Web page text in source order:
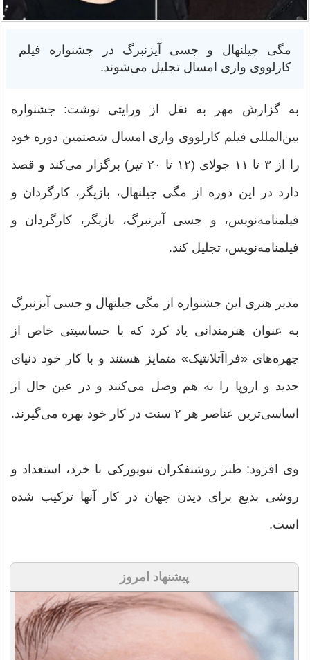
مگی جیلنهال و جسی آیزنبرگ در جشنواره فیلم
کارلووی واری امسال تجلیل می‌شوند.
به گزارش مهر به نقل از ورایتی نوشت: جشنواره
بین‌المللی فیلم کارلووی واری امسال شصتمین دوره خود
را از ۳ تا ۱۱ جولای (۱۲ تا ۲۰ تیر) برگزار می‌کند و قصد
دارد در این دوره از مگی جیلنهال، بازیگر، کارگردان و
فیلمنامه‌نویس، و جسی آیزنبرگ، بازیگر، کارگردان و
فیلمنامه‌نویس، تجلیل کند.
مدیر هنری این جشنواره از مگی جیلنهال و جسی آیزنبرگ
به عنوان هنرمندانی یاد کرد که با حساسیتی خاص از
چهره‌های «فراآتلانتیک» متمایز هستند و با کار خود دنیای
جدید و اروپا را به هم وصل می‌کنند و در عین حال از
اساسی‌ترین عناصر هر ۲ سنت در کار خود بهره می‌گیرند.
وی افزود: طنز روشنفکران نیویورکی با خرد، استعداد و
روشی بدیع برای دیدن جهان در کار آنها ترکیب شده
است.
پیشنهاد امروز